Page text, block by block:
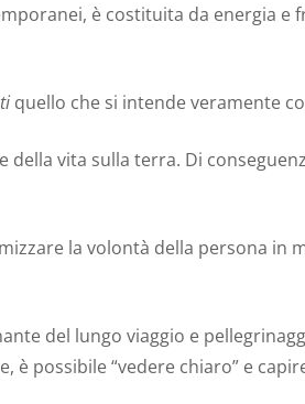
è costituita da energia
quello che si intende veramente
vita sulla terra. Di
la volontà della persona
del lungo viaggio e
possibile “vedere chiaro” e